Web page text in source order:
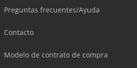
Preguntas frecuentes/Ayuda
Contacto
Modelo de contrato de compra